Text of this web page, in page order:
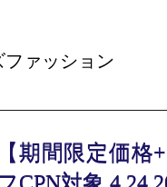
ァッション
【期間限定価格